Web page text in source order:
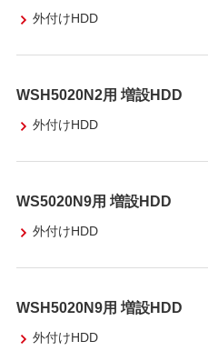
外付けHDD
WSH5020N2用 増設HDD
外付けHDD
WS5020N9用 増設HDD
外付けHDD
WSH5020N9用 増設HDD
外付けHDD